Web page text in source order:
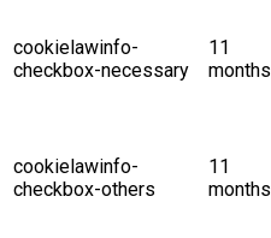
cookielawinfo-
checkbox-necessary
11
months
cookielawinfo-
checkbox-others
11
months